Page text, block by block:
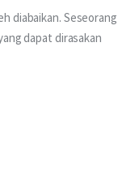
diabaikan. Seseorang
dapat dirasakan